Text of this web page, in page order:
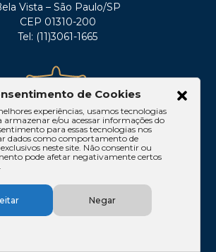
Vista – São Paulo/SP
CEP 01310-200
Tel: (11)3061-1665
Rio de Janeiro
116 – sala 605, Botafogo – Rio
CEP: 22290-160
de Cookies
experiências, usamos tecnologias
armazenar e/ou acessar informações do
para essas tecnologias nos
dados como comportamento de
neste site. Não consentir ou
pode afetar negativamente certos
Negar